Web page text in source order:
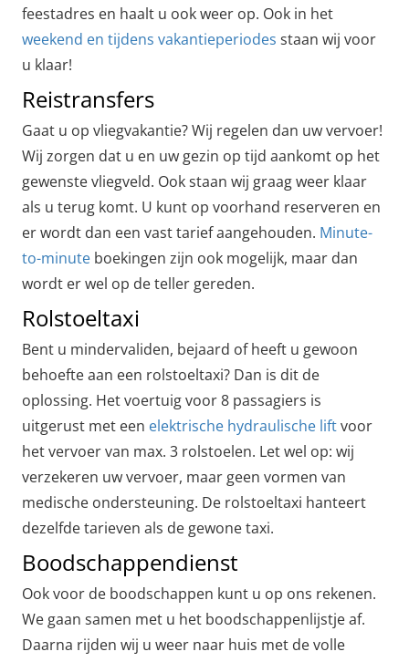
feestadres en haalt u ook weer op. Ook in het
weekend en tijdens vakantieperiodes staan wij voor
u klaar!
Reistransfers
Gaat u op vliegvakantie? Wij regelen dan uw vervoer!
Wij zorgen dat u en uw gezin op tijd aankomt op het
gewenste vliegveld. Ook staan wij graag weer klaar
als u terug komt. U kunt op voorhand reserveren en
er wordt dan een vast tarief aangehouden. Minute-
to-minute boekingen zijn ook mogelijk, maar dan
wordt er wel op de teller gereden.
Rolstoeltaxi
Bent u mindervaliden, bejaard of heeft u gewoon
behoefte aan een rolstoeltaxi? Dan is dit de
oplossing. Het voertuig voor 8 passagiers is
uitgerust met een elektrische hydraulische liftvoor
het vervoer van max. 3 rolstoelen. Let wel op: wij
verzekeren uw vervoer, maar geen vormen van
medische ondersteuning. De rolstoeltaxi hanteert
dezelfde tarieven als de gewone taxi.
Boodschappendienst
Ook voor de boodschappen kunt u op ons rekenen.
We gaan samen met u het boodschappenlijstje af.
Daarna rijden wij u weer naar huis met de volle